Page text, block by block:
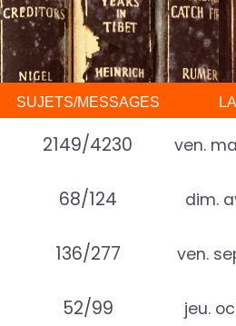
SUJETS/MESSAGES
2149/4230 ven.
68/124 dim.
136/277 ven.
52/99 jeu.